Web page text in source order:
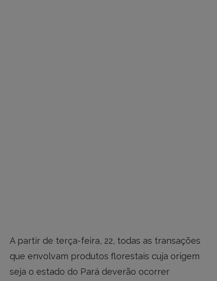
A partir de terça-feira, 22, todas as transações
que envolvam produtos florestais cuja origem
seja o estado do Pará deverão ocorrer